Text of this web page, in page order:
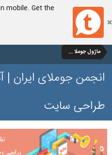
mobile. Get the
ماژول جوملا 1.7 و 2.5
انجمن جوملای ایران
طراحی سایت